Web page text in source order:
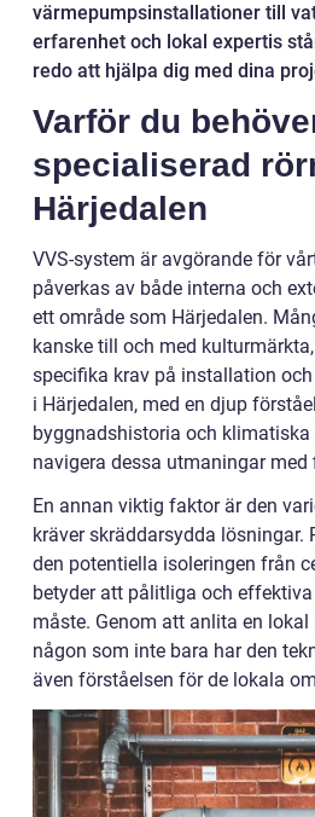
värmepumpsinstallationer till
erfarenhet och lokal expertis
redo att hjälpa dig med dina
Varför du
specialiserad
Härjedalen
VVS-system är avgörande för
påverkas av både interna och
ett område som Härjedalen.
kanske till och med
specifika krav på installation
i Härjedalen, med en djup
byggnadshistoria och
navigera dessa utmaningar med
En annan viktig faktor är den
kräver skräddarsydda lösningar.
den potentiella isoleringen från
betyder att pålitliga och
måste. Genom att anlita en
någon som inte bara har den
även förståelsen för de lokala